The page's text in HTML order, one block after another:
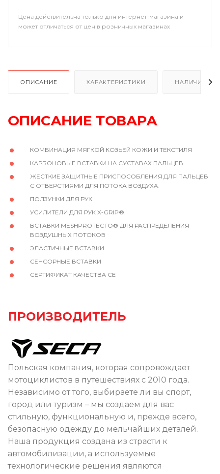
Цена действительна только для интернет-магазина и
может отличаться от цен в розничных магазинах
ОПИСАНИЕ ХАРАКТЕРИСТИКИ НАЛИЧИЕ
ОПИСАНИЕ ТОВАРА
КОМБИНАЦИЯ МЯГКОЙ КОЗЬЕЙ КОЖИ И ТЕКСТИЛЯ
КАРБОНОВЫЕ ВСТАВКИ НА СУСТАВАХ ПАЛЬЦЕВ.
ЖЕСТКИЕ ЗАЩИТНЫЕ ПРИСПОСОБЛЕНИЯ ДЛЯ ПАЛЬЦЕВ
С ОТВЕРСТИЯМИ ДЛЯ ПОТОКА ВОЗДУХА.
ПОЛЗУНКИ ДЛЯ РУК
УСИЛИТЕЛИ ДЛЯ РУК X-GRIP®.
ВСТАВКИ MESHPROTECTO® ДЛЯ РАСПРЕДЕЛЕНИЯ
ВОЗДУШНЫХ ПОТОКОВ
ЭЛАСТИЧНЫЕ ВСТАВКИ
СЕНСОРНЫЕ ВСТАВКИ
СЕРТИФИКАТ КАЧЕСТВА CE
ПРОИЗВОДИТЕЛЬ
Польская компания, которая сопровождает
мотоциклистов в путешествиях с 2010 года.
Независимо от того, выбираете ли вы спорт,
город или туризм – мы создаем для вас
стильную, функциональную и, прежде всего,
безопасную одежду до мельчайших деталей.
Наша продукция создана из страсти к
автомобилизации, а используемые
технологические решения являются